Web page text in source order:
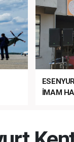
İMAM